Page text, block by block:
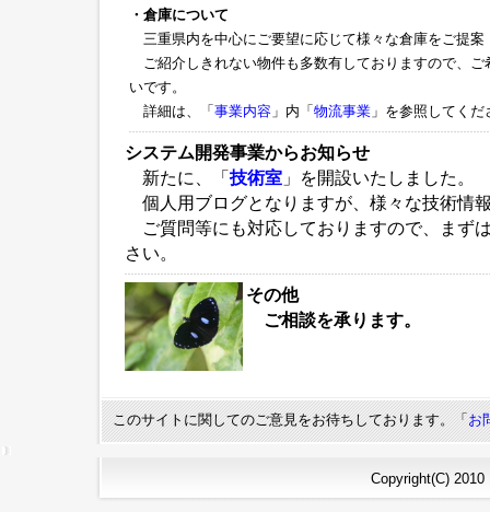
・倉庫について
三重県内を中心にご要望に応じて様々な倉庫をご提案
ご紹介しきれない物件も多数有しておりますので、ご
いです。
詳細は、「 事業内容 」内「 物流事業 」を参照してくだ
システム開発事業からお知らせ
新たに、「技術室 」を開設いたしました。
個人用ブログとなりますが、様々な技術情
ご質問等にも対応しておりますので、まず
さい。
その他
ご相談を承ります。
このサイトに関してのご意見をお待ちしております。「 お
Copyright(C)